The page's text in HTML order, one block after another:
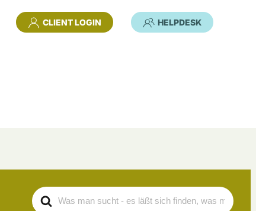
CLIENT LOGIN HELPDESK
Search
For